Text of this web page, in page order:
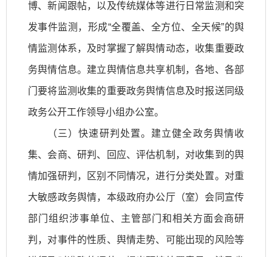
博、新闻跟帖，以及传统媒体等进行日常监测和突
发事件监测，形成“全覆盖、全方位、全天候”的舆
情监测体系，及时掌握了解舆情动态，收集重要政
务舆情信息。建立舆情信息共享机制，各地、各部
门要将监测收集的重要政务舆情信息及时报送同级
政务公开工作领导小组办公室。
（三）快速研判处置。建立健全政务舆情收
集、会商、研判、回应、评估机制，对收集到的舆
情加强研判，区别不同情况，进行分类处置。对重
大敏感政务舆情，本级政府办公厅（室）会同宣传
部门组织涉事单位、主管部门和相关方面会商研
判，对事件的性质、舆情走势、可能出现的风险等